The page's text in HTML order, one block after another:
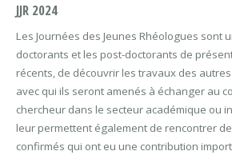
JJR 2024
Les Journées des Jeunes Rhéologues sont
doctorants et les post-doctorants de
récents, de découvrir les travaux des
avec qui ils seront amenés à échanger au
chercheur dans le secteur académique ou
leur permettent également de rencontrer
confirmés qui ont eu une contribution